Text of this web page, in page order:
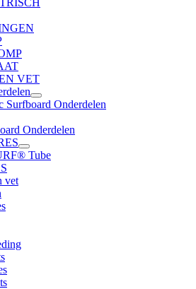
VET
Surfboard Onderdelen
Onderdelen
Tube
vet